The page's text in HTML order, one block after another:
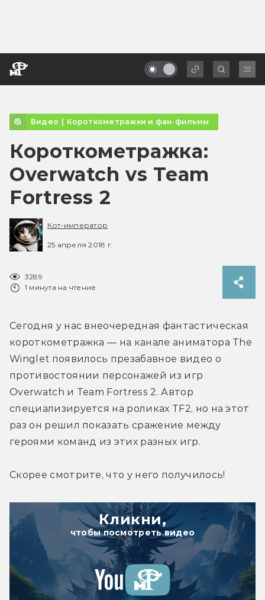
Видео | Короткометражки и фан-фильмы
Короткометражка:
Overwatch vs Team
Fortress 2
Кот-император
25 апреля 2018 г.
3289
1 минута на чтение
Сегодня у нас внеочередная фантастическая
короткометражка — на канале аниматора The
Winglet появилось презабавное видео о
противостоянии персонажей из игр
Overwatch и Team Fortress 2. Автор
специализируется на роликах TF2, но на этот
раз он решил показать сражение между
героями команд из этих разных игр.
Скорее смотрите, что у него получилось!
Кликни,
чтобы посмотреть видео